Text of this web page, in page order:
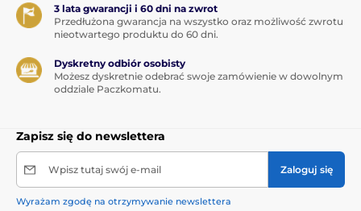
3 lata gwarancji i 60 dni na zwrot
Przedłużona gwarancja na wszystko oraz możliwość zwrotu
nieotwartego produktu do 60 dni.
Dyskretny odbiór osobisty
Możesz dyskretnie odebrać swoje zamówienie w dowolnym
oddziale Paczkomatu.
Zapisz się do newslettera
Wpisz tutaj swój e-mail Zaloguj się
Wyrażam zgodę na otrzymywanie newslettera